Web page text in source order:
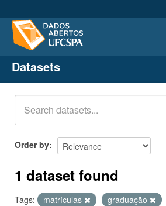
Datasets
Organizations
Groups
About
Datasets
Order by
1 dataset found
Tags: matrículas graduação